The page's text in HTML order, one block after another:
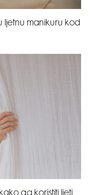
ljetnu manikuru kod